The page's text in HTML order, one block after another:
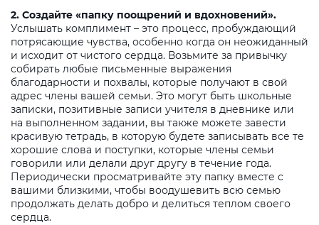
2. Создайте «папку поощрений и вдохновений».
Услышать комплимент – это процесс, пробуждающий
потрясающие чувства, особенно когда он неожиданный
и исходит от чистого сердца. Возьмите за привычку
собирать любые письменные выражения
благодарности и похвалы, которые получают в свой
адрес члены вашей семьи. Это могут быть школьные
записки, позитивные записи учителя в дневнике или
на выполненном задании, вы также можете завести
красивую тетрадь, в которую будете записывать все те
хорошие слова и поступки, которые члены семьи
говорили или делали друг другу в течение года.
Периодически просматривайте эту папку вместе с
вашими близкими, чтобы воодушевить всю семью
продолжать делать добро и делиться теплом своего
сердца.